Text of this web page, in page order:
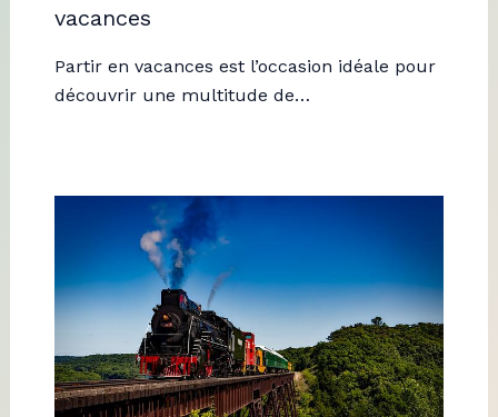
vacances
Partir en vacances est l’occasion idéale pour
découvrir une multitude de…